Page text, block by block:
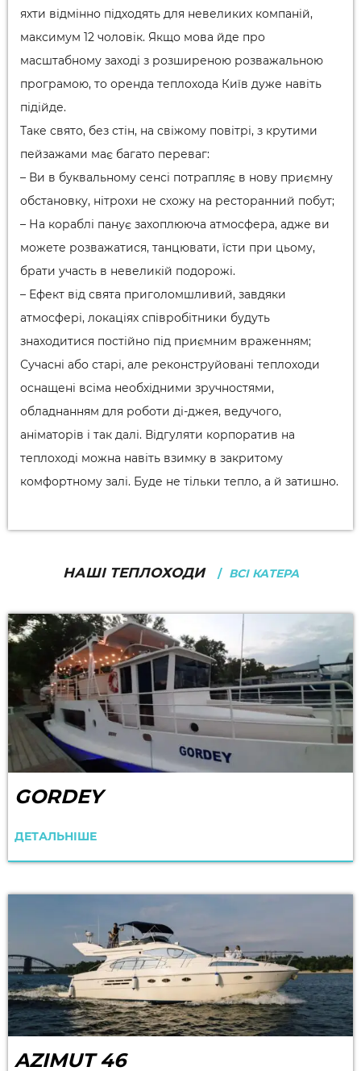
яхти відмінно підходять для невеликих компаній,
максимум 12 чоловік. Якщо мова йде про
масштабному заході з розширеною розважальною
програмою, то оренда теплохода Київ дуже навіть
підійде.
Таке свято, без стін, на свіжому повітрі, з крутими
пейзажами має багато переваг:
– Ви в буквальному сенсі потрапляє в нову приємну
обстановку, нітрохи не схожу на ресторанний побут;
– На кораблі панує захоплююча атмосфера, адже ви
можете розважатися, танцювати, їсти при цьому,
брати участь в невеликій подорожі.
– Ефект від свята приголомшливий, завдяки
атмосфері, локаціях співробітники будуть
знаходитися постійно під приємним враженням;
Сучасні або старі, але реконструйовані теплоходи
оснащені всіма необхідними зручностями,
обладнанням для роботи ді-джея, ведучого,
аніматорів і так далі. Відгуляти корпоратив на
теплоході можна навіть взимку в закритому
комфортному залі. Буде не тільки тепло, а й затишно.
НАШІ ТЕПЛОХОДИ ВСІ КАТЕРА
GORDEY
ДЕТАЛЬНІШЕ
AZIMUT 46